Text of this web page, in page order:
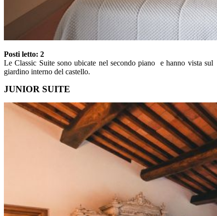
Posti letto: 2
Le Classic Suite sono ubicate nel secondo piano e hanno vista sul
giardino interno del castello.
JUNIOR SUITE